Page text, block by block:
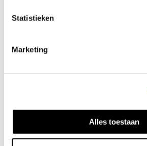
Statistieken
Marketing
Alles toestaan
Melt earrings